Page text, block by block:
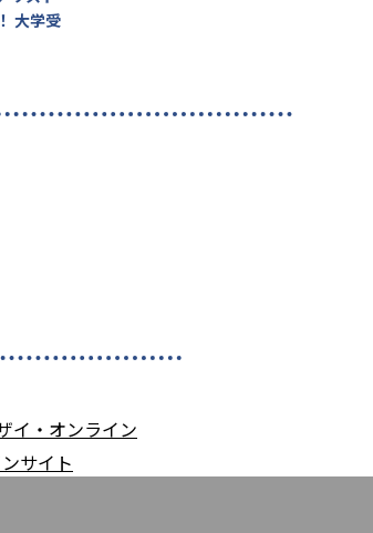
大学受
イ・オンライン
サイト